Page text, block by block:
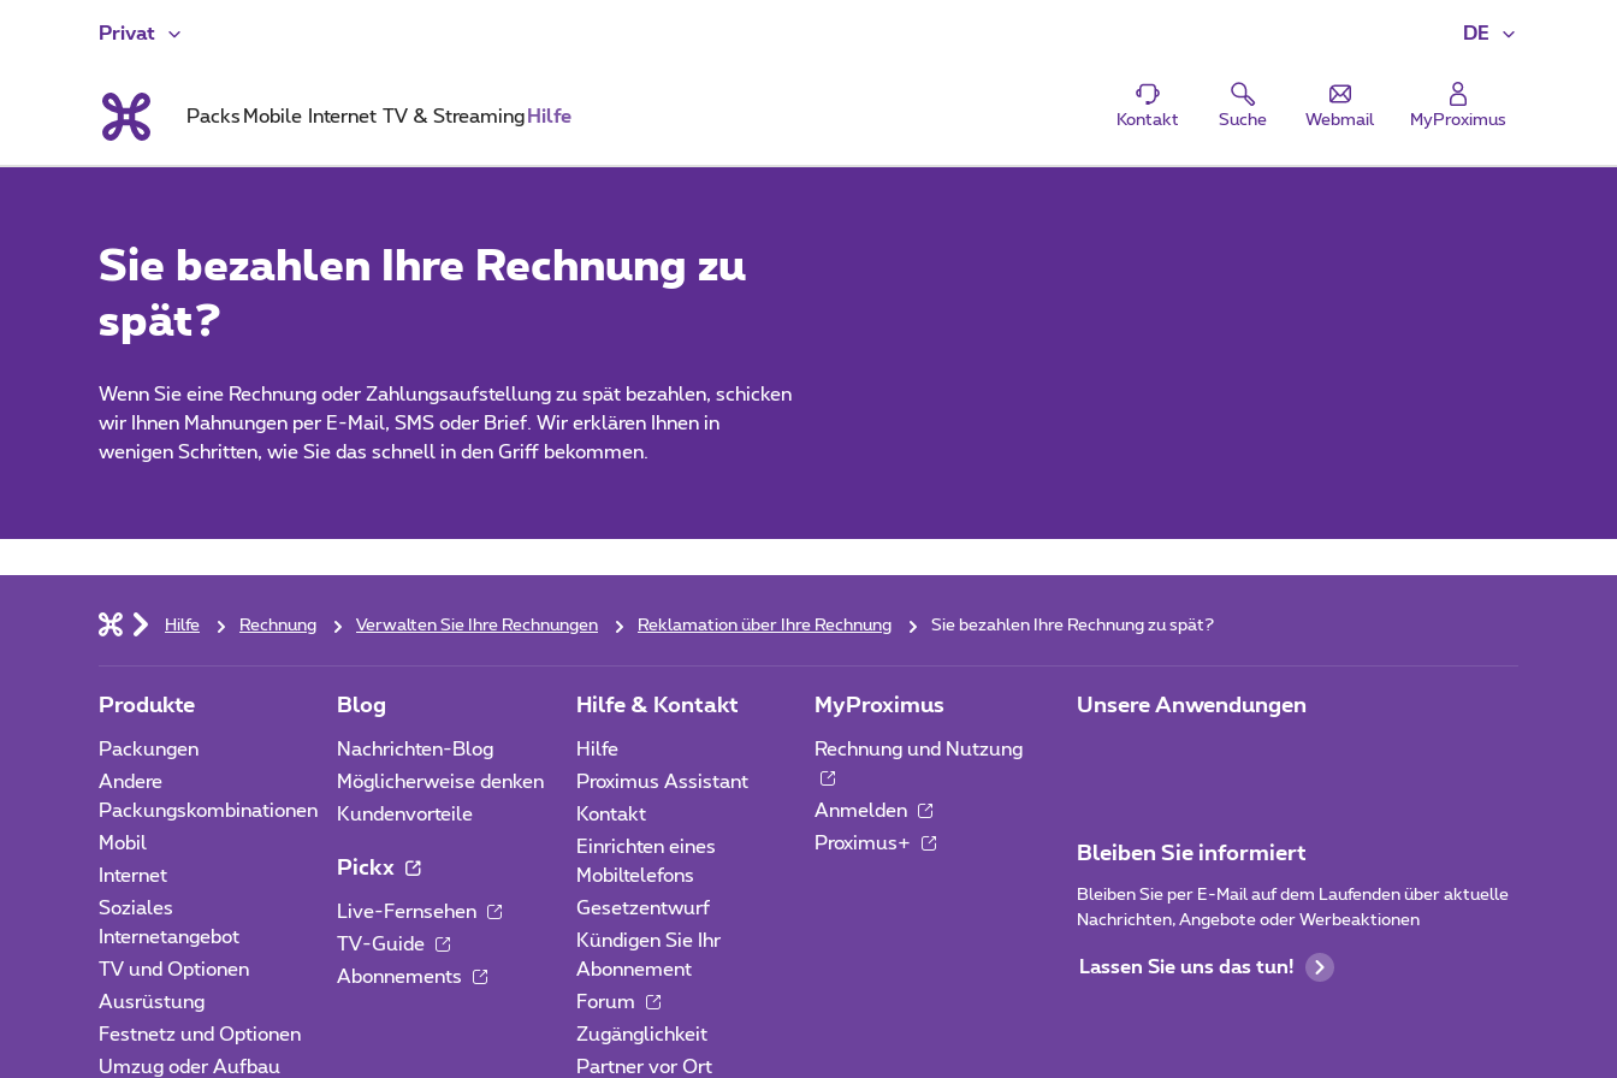
DE
Privat
Packs Mobile Internet TV & Streaming Hilfe Kontakt Suche Webmail MyProximus
Sie bezahlen Ihre Rechnung zu
spät?
Wenn Sie eine Rechnung oder Zahlungsaufstellung zu spät bezahlen, schicken
wir Ihnen Mahnungen per E-Mail, SMS oder Brief. Wir erklären Ihnen in
wenigen Schritten, wie Sie das schnell in den Griff bekommen.
Hilfe Rechnung Verwalten Sie Ihre Rechnungen Reklamation über Ihre Rechnung Sie bezahlen Ihre Rechnung zu spät?
Produkte
Packungen
Andere
Packungskombinationen
Mobil
Internet
Soziales
Internetangebot
TV und Optionen
Ausrüstung
Festnetz und Optionen
Umzug oder Aufbau
Blog
Nachrichten-Blog
Möglicherweise denken
Kundenvorteile
Pickx
Live-Fernsehen
TV-Guide
Abonnements
Hilfe & Kontakt
Hilfe
Proximus Assistant
Kontakt
Einrichten eines
Mobiltelefons
Gesetzentwurf
Kündigen Sie Ihr
Abonnement
Forum
Zugänglichkeit
Partner vor Ort
MyProximus
Rechnung und Nutzung
Anmelden
Proximus+
Unsere Anwendungen
Bleiben Sie informiert
Bleiben Sie per E-Mail auf dem Laufenden über aktuelle
Nachrichten, Angebote oder Werbeaktionen
Lassen Sie uns das tun!